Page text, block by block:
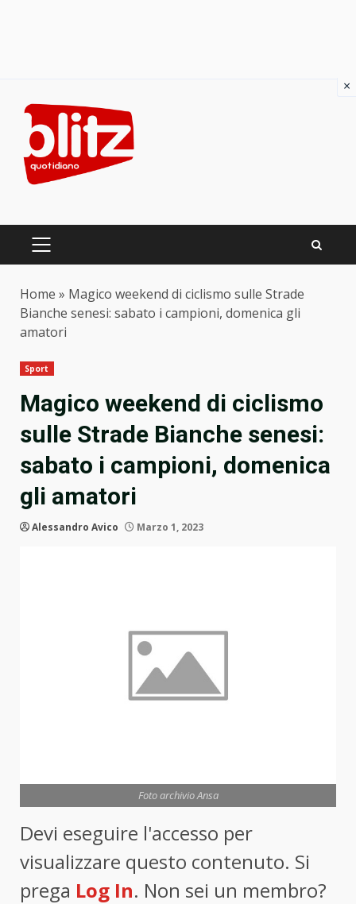
content
PRIMARY
Home » Magico weekend di ciclismo sulle Strade
Bianche senesi: sabato i campioni, domenica gli
amatori
Sport
Magico weekend di ciclismo
sulle Strade Bianche senesi:
sabato i campioni, domenica
gli amatori
Alessandro Avico Marzo 1, 2023
Foto archivio Ansa
Devi eseguire l'accesso per
visualizzare questo contenuto. Si
prega Log In. Non sei un membro?
×